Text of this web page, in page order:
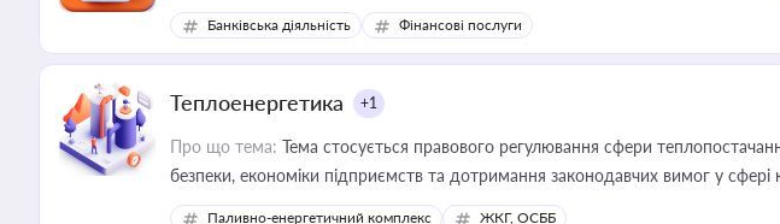
Банківська діяльність Фінансові послуги
Теплоенергетика +1
Про що тема: Тема стосується правового регулювання сфери
безпеки, економіки підприємств та дотримання законодавчих вимог у сфері
Паливно-енергетичний комплекс ЖКГ, ОСББ